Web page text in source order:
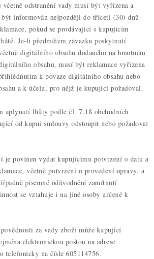
odstranění vady musí být vyřízena a
informován nejpozději do třiceti (30) dnů
pokud se prodávající s kupujícím
Je-li předmětem závazku poskytnutí
digitálního obsahu dodaného na hmotném
obsahu, musí být reklamace vyřízena
k povaze digitálního obsahu nebo
a k účelu, pro nějž je kupující požadoval.
lhůty podle čl. 7.18 obchodních
od kupní smlouvy odstoupit nebo požadovat
povinen vydat kupujícímu potvrzení o datu a
včetně potvrzení o provedení opravy, a
písemné odůvodnění zamítnutí
se vztahuje i na jiné osoby určené k
za vady zboží může kupující
elektronickou poštou na adrese
telefonicky na čísle 605114756.